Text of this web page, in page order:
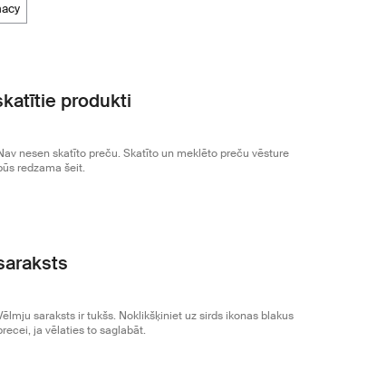
produkti
nesen skatīto preču. Skatīto un meklēto preču vēsture
redzama šeit.
saraksts ir tukšs. Noklikšķiniet uz sirds ikonas blakus
ja vēlaties to saglabāt.